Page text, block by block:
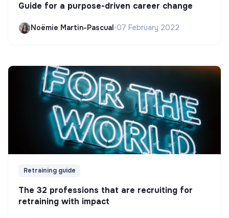
Guide for a purpose-driven career change
Noëmie Martin-Pascual •07 February 2022
Retraining guide
The 32 professions that are recruiting for
retraining with impact